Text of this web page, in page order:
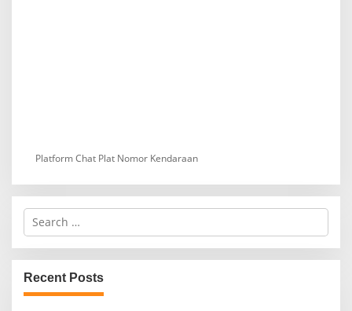
Platform Chat Plat Nomor Kendaraan
S
r
c
h
f
Recent Posts